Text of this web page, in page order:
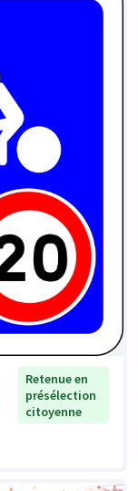
Retenue en
présélection
citoyenne